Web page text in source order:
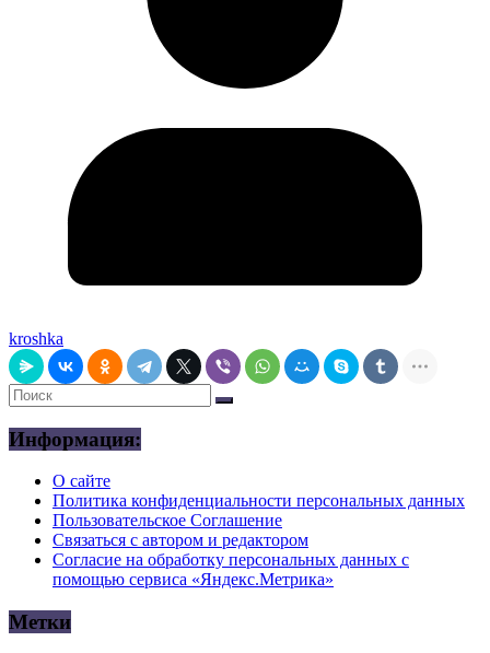
kroshka
Информация:
О сайте
Политика конфиденциальности персональных данных
Пользовательское Соглашение
Связаться с автором и редактором
Согласие на обработку персональных данных с
помощью сервиса «Яндекс.Метрика»
Метки